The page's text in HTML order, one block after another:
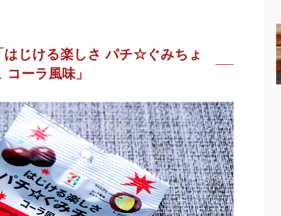
じける楽しさ パチ☆ぐみちょ
コーラ風味」